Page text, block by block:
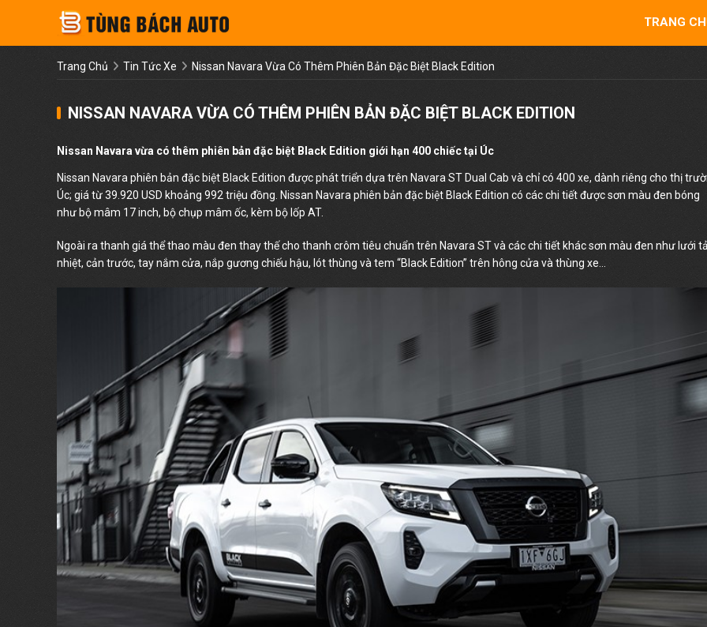
TRANG
Trang Chủ Tin Tức Xe Nissan Navara Vừa Có Thêm Phiên Bản Đặc Biệt Black Edition
NISSAN NAVARA VỪA CÓ THÊM PHIÊN BẢN ĐẶC BIỆT BLACK EDITION
Nissan Navara vừa có thêm phiên bản đặc biệt Black Edition giới hạn 400 chiếc tại Úc
Nissan Navara phiên bản đặc biệt Black Edition được phát triển dựa trên Navara ST Dual Cab và chỉ có 400 xe, dành riêng cho thị
Úc; giá từ 39.920 USD khoảng 992 triệu đồng. Nissan Navara phiên bản đặc biệt Black Edition có các chi tiết được sơn màu đen bóng
như bộ mâm 17 inch, bộ chụp mâm ốc, kèm bộ lốp AT.
Ngoài ra thanh giá thể thao màu đen thay thế cho thanh crôm tiêu chuẩn trên Navara ST và các chi tiết khác sơn màu đen như lưới
nhiệt, cản trước, tay nắm cửa, nắp gương chiếu hậu, lót thùng và tem “Black Edition” trên hông cửa và thùng xe…